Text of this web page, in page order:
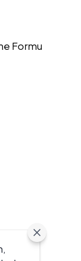
Formu